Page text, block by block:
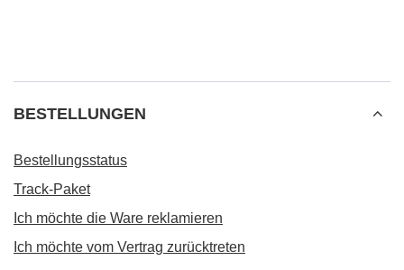
BESTELLUNGEN
Bestellungsstatus
Track-Paket
Ich möchte die Ware reklamieren
Ich möchte vom Vertrag zurücktreten